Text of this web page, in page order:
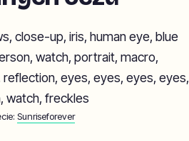
Sunriseforever